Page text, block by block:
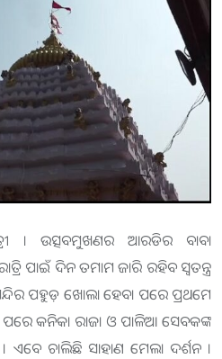
। ଉତ୍ସବମୁଖଣର ଆରଡିର ବାବା
ପାଇଁ ଦିନ ତମାମ ଜାରି ରହିବ ସ୍ୱତନ୍ତ୍ର
ପହୁଡ଼ ଖୋଲା ହେବା ପରେ ପ୍ରଥମେ
କନିକା ରାଜା ଓ ପାଳିଆ ସେବକଙ୍କ
ଚାଲିଛି ସାହାଣ ମେଲା ଦର୍ଶନ ।